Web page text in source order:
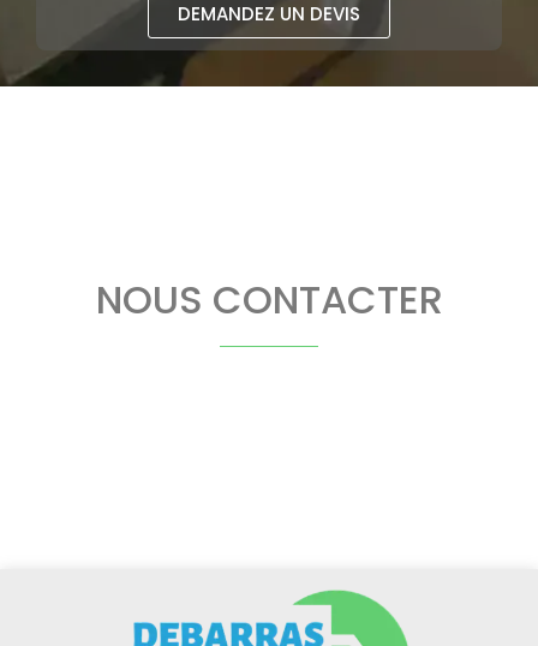
DEMANDEZ UN DEVIS
NOUS CONTACTER